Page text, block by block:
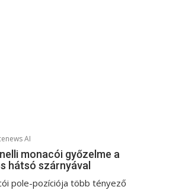
AI
monacói győzelme a
hátsó szárnyával
pole-pozíciója több tényező